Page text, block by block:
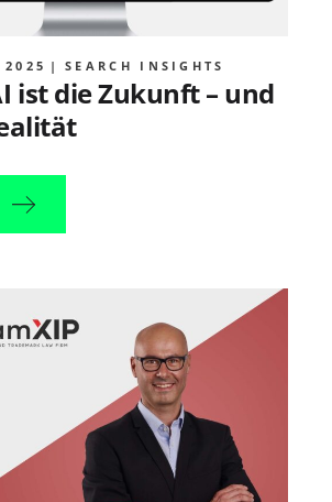
2025 SEARCH INSIGHTS
ist die Zukunft – und